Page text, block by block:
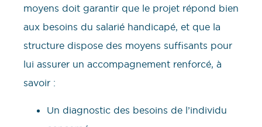
moyens doit garantir que le projet répond bien
aux besoins du salarié handicapé, et que la
structure dispose des moyens suffisants pour
lui assurer un accompagnement renforcé, à
savoir :
Un diagnostic des besoins de l’individu